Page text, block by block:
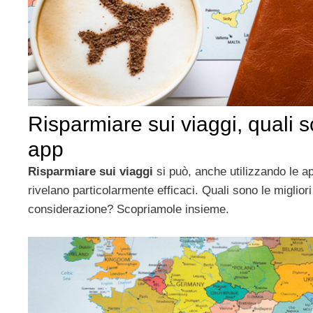
Risparmiare sui viaggi, quali
app
Risparmiare sui viaggi si può, anche utilizzando le
rivelano particolarmente efficaci. Quali sono le
considerazione? Scopriamole insieme.